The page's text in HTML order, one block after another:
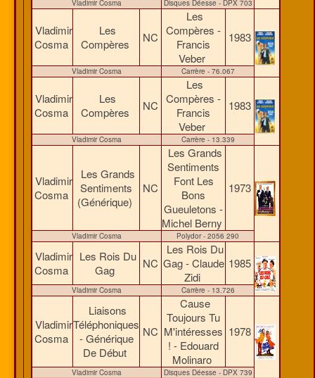
Vladimir Cosma Disques Déesse - DPX 703
Vladimir
Cosma
Les
Compères
NC
Les
Compères -
Francis
Veber
1983
Vladimir Cosma Carrère - 76.067
Vladimir
Cosma
Les
Compères
NC
Les
Compères -
Francis
Veber
1983
Vladimir Cosma Carrère - 13.339
Vladimir
Cosma
Les Grands
Sentiments
(Générique)
NC
Les Grands
Sentiments
Font Les
Bons
Gueuletons -
Michel Berny
1973
Vladimir Cosma Polydor - 2056 290
Vladimir
Cosma
Les Rois Du
Gag
NC
Les Rois Du
Gag - Claude
Zidi
1985
Vladimir Cosma Carrère - 13.726
Vladimir
Cosma
Liaisons
Téléphoniques
- Générique
De Début
NC
Cause
Toujours Tu
M'intéresses
! - Edouard
Molinaro
1978
Vladimir Cosma Disques Déesse - DPX 739